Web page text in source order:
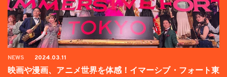
NEWS 2024.03.11
映画や漫画、アニメ世界を体感！イマーシブ・フォート東